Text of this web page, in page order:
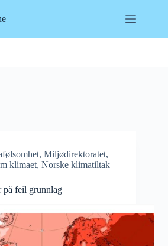
, Miljødirektoratet,
klimaet, Norske klimatiltak
på feil grunnlag